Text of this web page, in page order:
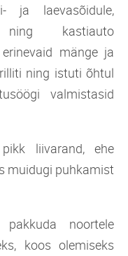
ja laevasõidule,
ning kastiauto
mänge ja
ning istuti õhtul
valmistasid
liivarand, ehe
muidugi puhkamist
noortele
koos olemiseks